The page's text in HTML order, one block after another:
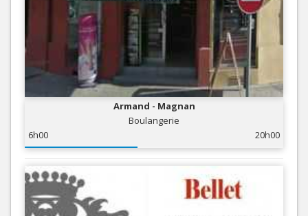
Armand - Magnan
Boulangerie
6h00
20h00